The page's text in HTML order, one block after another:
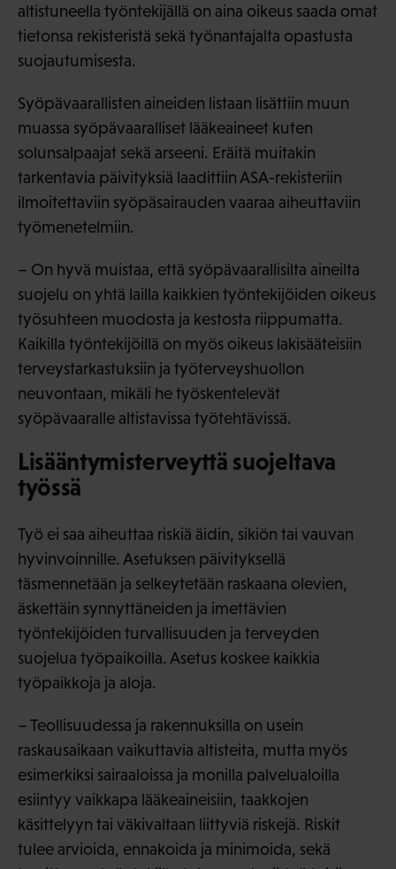
altistuneella työntekijällä on aina oikeus saada omat
tietonsa rekisteristä sekä työnantajalta opastusta
suojautumisesta.
Syöpävaarallisten aineiden listaan lisättiin muun
muassa syöpävaaralliset lääkeaineet kuten
solunsalpaajat sekä arseeni. Eräitä muitakin
tarkentavia päivityksiä laadittiin ASA-rekisteriin
ilmoitettaviin syöpäsairauden vaaraa aiheuttaviin
työmenetelmiin.
– On hyvä muistaa, että syöpävaarallisilta aineilta
suojelu on yhtä lailla kaikkien työntekijöiden oikeus
työsuhteen muodosta ja kestosta riippumatta.
Kaikilla työntekijöillä on myös oikeus lakisääteisiin
terveystarkastuksiin ja työterveyshuollon
neuvontaan, mikäli he työskentelevät
syöpävaaralle altistavissa työtehtävissä.
Lisääntymisterveyttä suojeltava
työssä
Työ ei saa aiheuttaa riskiä äidin, sikiön tai vauvan
hyvinvoinnille. Asetuksen päivityksellä
täsmennetään ja selkeytetään raskaana olevien,
äskettäin synnyttäneiden ja imettävien
työntekijöiden turvallisuuden ja terveyden
suojelua työpaikoilla. Asetus koskee kaikkia
työpaikkoja ja aloja.
– Teollisuudessa ja rakennuksilla on usein
raskausaikaan vaikuttavia altisteita, mutta myös
esimerkiksi sairaaloissa ja monilla palvelualoilla
esiintyy vaikkapa lääkeaineisiin, taakkojen
käsittelyyn tai väkivaltaan liittyviä riskejä. Riskit
tulee arvioida, ennakoida ja minimoida, sekä